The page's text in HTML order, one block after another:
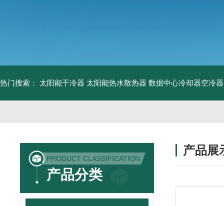
热门搜索： 太阳能干冷器 太阳能热水散热器 数据中心冷却器空冷器
PRODUCT CLASSIFICATION
产品分类
产品展